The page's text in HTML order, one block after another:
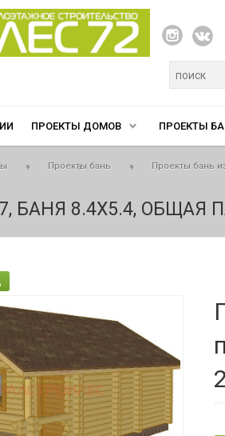
Форма
ПРОЕКТЫ ДОМОВ ПРОЕКТЫ
» Проекты бань » Проекты бань
БАНЯ 8.4Х5.4, ОБЩАЯ